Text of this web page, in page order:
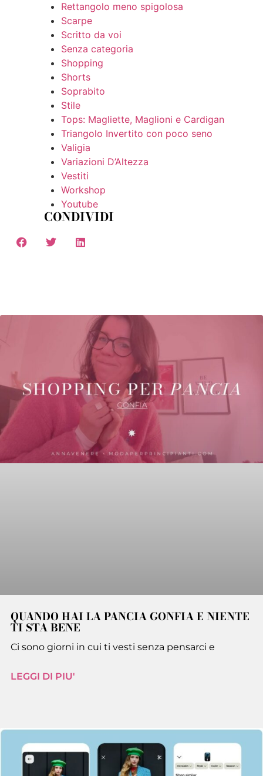
Rettangolo meno spigolosa
Scarpe
Scritto da voi
Senza categoria
Shopping
Shorts
Soprabito
Stile
Tops: Magliette, Maglioni e Cardigan
Triangolo Invertito con poco seno
Valigia
Variazioni D’Altezza
Vestiti
Workshop
Youtube
CONDIVIDI
QUANDO HAI LA PANCIA GONFIA E NIENTE
TI STA BENE
Ci sono giorni in cui ti vesti senza pensarci e
LEGGI DI PIU'